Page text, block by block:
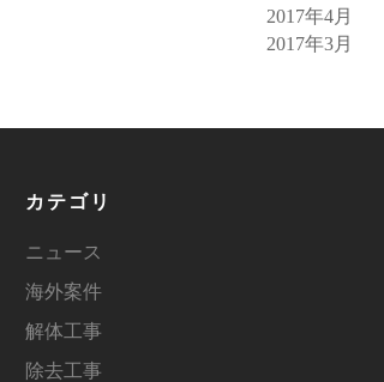
2017年4月
2017年3月
カテゴリ
ニュース
海外案件
解体工事
除去工事